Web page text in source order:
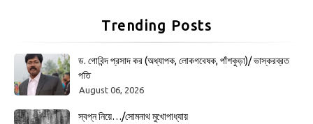
Trending Posts
ড. গোবিন্দ প্রসাদ কর (অধ্যাপক, লোকগবেষক, পাঁশকুড়া)/ ভাস্করব্রত
পতি
August 06, 2026
স্বপ্ন নিয়ে…/সোমনাথ মুখোপাধ্যায়